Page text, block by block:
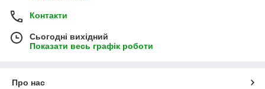
Контакти
Сьогодні вихідний
Показати весь графік роботи
Про нас